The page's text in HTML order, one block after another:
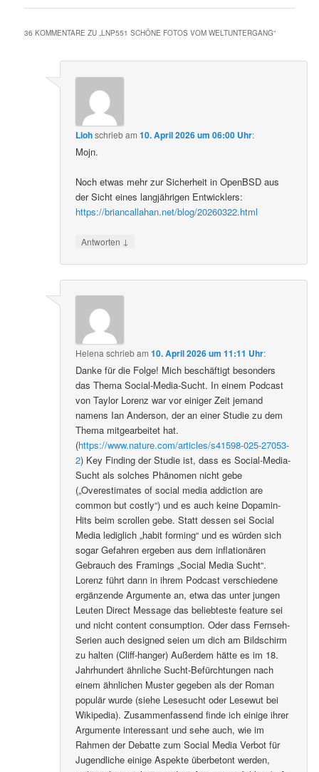
36 KOMMENTARE ZU „LNP551 SCHÖNE FOTOS VOM WELTUNTERGANG“
Liohschriebam10. April 2026 um 06:00 Uhr:
Mojn.
Noch etwas mehr zur Sicherheit in OpenBSD aus
der Sicht eines langjährigen Entwicklers:
https://briancallahan.net/blog/20260322.html
Antworten ↓
Helena schriebam10. April 2026 um 11:11 Uhr:
Danke für die Folge! Mich beschäftigt besonders
das Thema Social-Media-Sucht. In einem Podcast
von Taylor Lorenz war vor einiger Zeit jemand
namens Ian Anderson, der an einer Studie zu dem
Thema mitgearbeitet hat.
(https://www.nature.com/articles/s41598-025-27053-
2) Key Finding der Studie ist, dass es Social-Media-
Sucht als solches Phänomen nicht gebe
(„Overestimates of social media addiction are
common but costly“) und es auch keine Dopamin-
Hits beim scrollen gebe. Statt dessen sei Social
Media lediglich „habit forming“ und es würden sich
sogar Gefahren ergeben aus dem inflationären
Gebrauch des Framings „Social Media Sucht“.
Lorenz führt dann in ihrem Podcast verschiedene
ergänzende Argumente an, etwa das unter jungen
Leuten Direct Message das beliebteste feature sei
und nicht content consumption. Oder dass Fernseh-
Serien auch designed seien um dich am Bildschirm
zu halten (Cliff-hanger) Außerdem hätte es im 18.
Jahrhundert ähnliche Sucht-Befürchtungen nach
einem ähnlichen Muster gegeben als der Roman
populär wurde (siehe Lesesucht oder Lesewut bei
Wikipedia). Zusammenfassend finde ich einige ihrer
Argumente interessant und sehe auch, wie im
Rahmen der Debatte zum Social Media Verbot für
Jugendliche einige Aspekte überbetont werden,